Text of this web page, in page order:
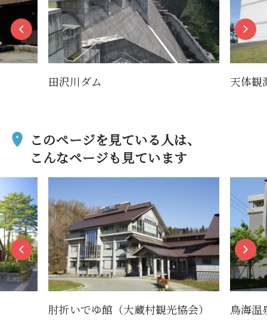
田沢川ダム 天体
このページを見ている人は、
こんなページも見ています
肘折いでゆ館（大蔵村観光協会） 鳥海